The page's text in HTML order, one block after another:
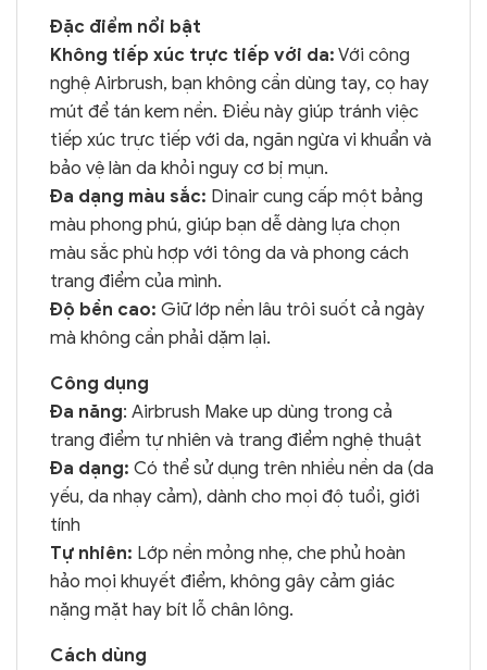
Đặc điểm nổi bật
Không tiếp xúc trực tiếp với da:Với công
nghệ Airbrush, bạn không cần dùng tay, cọ hay
mút để tán kem nền. Điều này giúp tránh việc
tiếp xúc trực tiếp với da, ngăn ngừa vi khuẩn và
bảo vệ làn da khỏi nguy cơ bị mụn.
Đa dạng màu sắc: Dinair cung cấp một bảng
màu phong phú, giúp bạn dễ dàng lựa chọn
màu sắc phù hợp với tông da và phong cách
trang điểm của mình.
Độ bền cao: Giữ lớp nền lâu trôi suốt cả ngày
mà không cần phải dặm lại.
Công dụng
Đa năng: Airbrush Make up dùng trong cả
trang điểm tự nhiên và trang điểm nghệ thuật
Đa dạng: Có thể sử dụng trên nhiều nền da (da
yếu, da nhạy cảm), dành cho mọi độ tuổi, giới
tính
Tự nhiên: Lớp nền mỏng nhẹ, che phủ hoàn
hảo mọi khuyết điểm, không gây cảm giác
nặng mặt hay bít lỗ chân lông.
Cách dùng